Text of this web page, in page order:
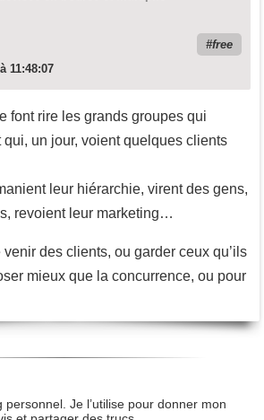
free
11:48:07
font rire les grands groupes qui
un jour, voient quelques clients
leur hiérarchie, virent des gens,
revoient leur marketing…
des clients, ou garder ceux qu’ils
mieux que la concurrence, ou pour
personnel. Je l’utilise pour donner mon